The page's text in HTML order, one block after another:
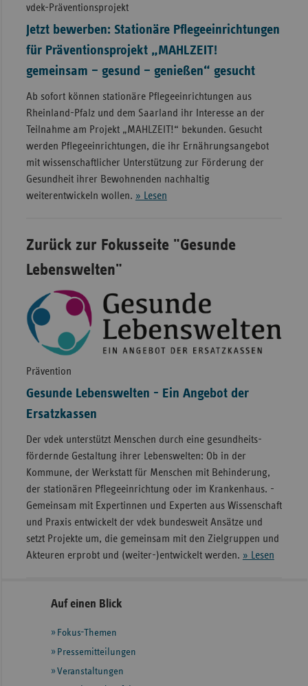
vdek-Präventionsprojekt
Jetzt bewerben: Stationäre Pflegeeinrichtungen
für Präventionsprojekt „MAHLZEIT!
gemeinsam – gesund – genießen“ gesucht
Ab sofort können stationäre Pflegeeinrichtungen aus
Rheinland-Pfalz und dem Saarland ihr Interesse an der
Teilnahme am Projekt „MAHLZEIT!“ bekunden. Gesucht
werden Pflegeeinrichtungen, die ihr Ernährungsangebot
mit wissenschaftlicher Unterstützung zur Förderung der
Gesundheit ihrer Bewohnenden nachhaltig
weiterentwickeln wollen. » Lesen
Zurück zur Fokusseite "Gesunde
Lebenswelten"
Prävention
Gesunde Lebenswelten - Ein Angebot der
Ersatzkassen
Der vdek unterstützt Menschen durch eine gesund­heits­­
fördernde Gestaltung ihrer Lebens­welten: Ob in der
Kommune, der Werk­statt für Menschen mit Behinderung,
der stationären Pflege­einrichtung oder im Kranken­haus. ­
Gemeinsam mit Expertinnen und Experten aus Wissenschaft
und Praxis entwickelt der vdek bundesweit Ansätze und
setzt Projekte um, die gemeinsam mit den Zielgruppen und
Akteuren erprobt und (weiter-)entwickelt werden. » Lesen
Seitennavigation
Seitenleiste
weiteren
Informationen
Auf einen Blick
Fokus-Themen
Pressemitteilungen
Veranstaltungen